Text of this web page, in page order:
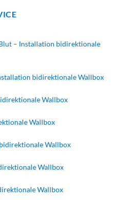
– Installation bidirektionale
bidirektionale Wallbox
Wallbox
Wallbox
Wallbox
Wallbox
Wallbox